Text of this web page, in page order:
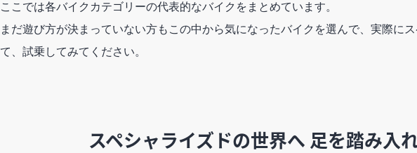
ここでは各バイクカテゴリーの代表的なバイクをまとめています。
まだ遊び方が決まっていない方もこの中から気になったバイクを選んで、実際に
て、試乗してみてください。
スペシャライズドの世界へ 足を踏み入